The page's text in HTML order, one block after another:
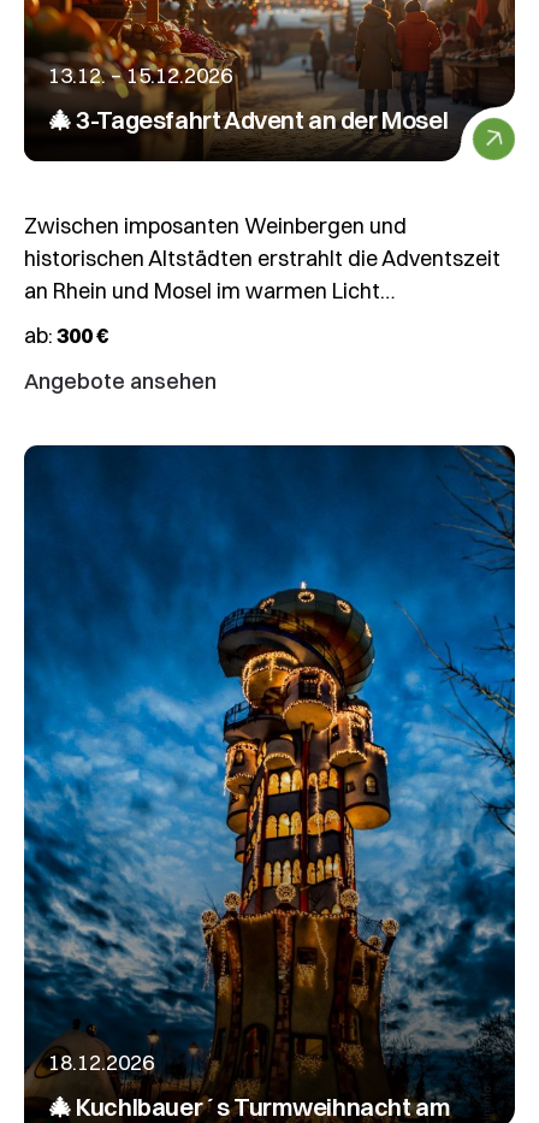
13.12. – 15.12.2026
🎄 3-Tagesfahrt Advent an der Mosel
Zwischen imposanten Weinbergen und
historischen Altstädten erstrahlt die Adventszeit
an Rhein und Mosel im warmen Licht…
ab:300 €
Angebote ansehen
18.12.2026
🎄 Kuchlbauer´s Turmweihnacht am